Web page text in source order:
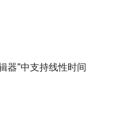
器”中支持线性时间